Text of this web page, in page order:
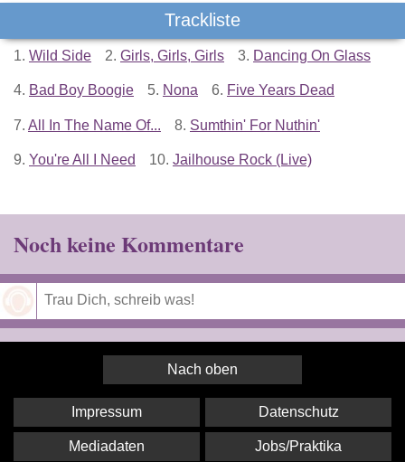
Trackliste
1. Wild Side 2. Girls, Girls, Girls 3. Dancing On Glass
4. Bad Boy Boogie 5. Nona 6. Five Years Dead
7. All In The Name Of... 8. Sumthin' For Nuthin'
9. You're All I Need 10. Jailhouse Rock (Live)
Noch keine Kommentare
Nach oben
Impressum Datenschutz
Mediadaten Jobs/Praktika